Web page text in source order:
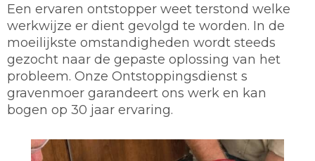
Een ervaren ontstopper weet terstond welke
werkwijze er dient gevolgd te worden. In de
moeilijkste omstandigheden wordt steeds
gezocht naar de gepaste oplossing van het
probleem. Onze Ontstoppingsdienst s
gravenmoer garandeert ons werk en kan
bogen op 30 jaar ervaring.